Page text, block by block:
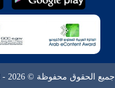
جميع الحقوق محفوظة © 2026 - 1998 لشبكة إسلام ويب